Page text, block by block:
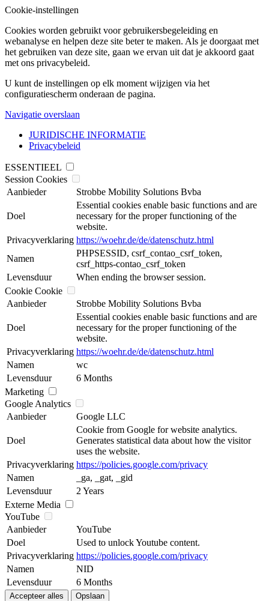
Cookie-instellingen
Cookies worden gebruikt voor gebruikersbegeleiding en
webanalyse en helpen deze site beter te maken. Als je doorgaat met
het gebruiken van deze site, gaan we ervan uit dat je akkoord gaat
met ons privacybeleid.
U kunt de instellingen op elk moment wijzigen via het
configuratiescherm onderaan de pagina.
Navigatie overslaan
JURIDISCHE INFORMATIE
Privacybeleid
ESSENTIEEL
Session Cookies
Aanbieder
Strobbe Mobility Solutions Bvba
Doel
Essential cookies enable basic functions and are
necessary for the proper functioning of the
website.
Privacyverklaring https://woehr.de/de/datenschutz.html
Namen
PHPSESSID, csrf_contao_csrf_token,
csrf_https-contao_csrf_token
Levensduur
When ending the browser session.
Cookie Cookie
Aanbieder
Strobbe Mobility Solutions Bvba
Doel
Essential cookies enable basic functions and are
necessary for the proper functioning of the
website.
Privacyverklaring https://woehr.de/de/datenschutz.html
Namen
wc
Levensduur
6 Months
Marketing
Google Analytics
Aanbieder
Google LLC
Doel
Cookie from Google for website analytics.
Generates statistical data about how the visitor
uses the website.
Privacyverklaring https://policies.google.com/privacy
Namen
_ga, _gat, _gid
Levensduur
2 Years
Externe Media
YouTube
Aanbieder
YouTube
Doel
Used to unlock Youtube content.
Privacyverklaring https://policies.google.com/privacy
Namen
NID
Levensduur
6 Months